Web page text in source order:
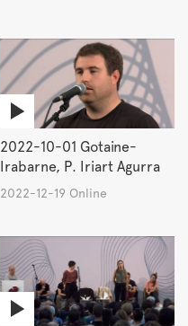
2022-10-01 Gotaine-
Irabarne, P. Iriart Agurra
2022-12-19 Online